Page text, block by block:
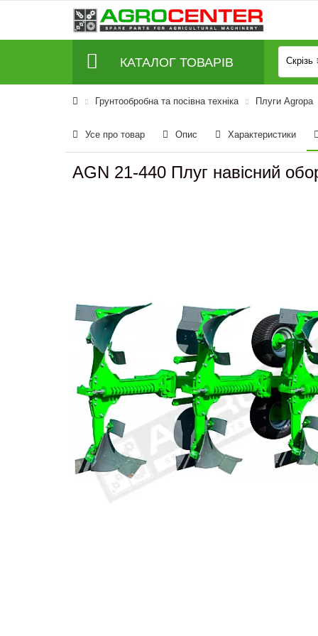
КАТАЛОГ ТОВАРІВ Скрізь
Грунтообробна та посівна техніка Плуги Agropa
Усе про товар Опис Характеристики
AGN 21-440 Плуг навісний